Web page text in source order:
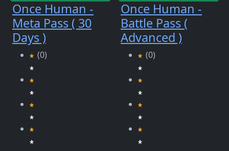
Once Human -
Meta Pass ( 30
Days )
(0)
Once Human -
Battle Pass (
Advanced )
(0)